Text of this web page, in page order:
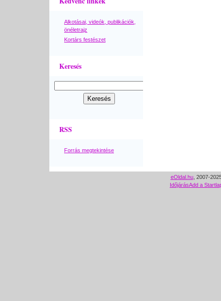
Alkotásai, videók, publikációk,
önéletrajz
Kortárs festészet
Keresés
RSS
Forrás megtekintése
eOldal.hu, 2007-
IdőjárásAdd a